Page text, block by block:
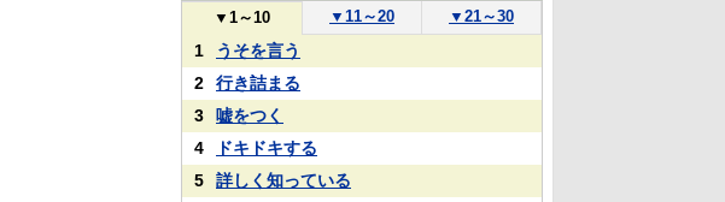
▼ 1～10 ▼ 11～20 ▼ 21～30
1
うそを言う
2
行き詰まる
3
嘘をつく
4
ドキドキする
5
詳しく知っている